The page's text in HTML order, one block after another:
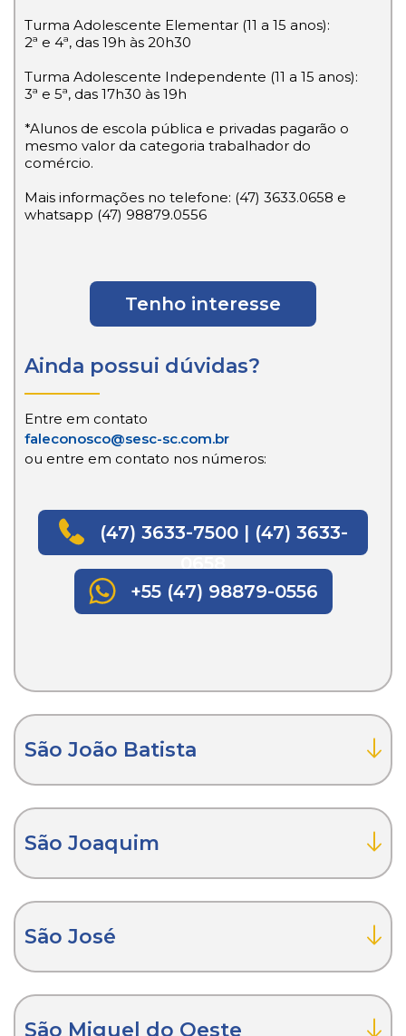
Turma Adolescente Elementar (11 a 15 anos):
2ª e 4ª, das 19h às 20h30
Turma Adolescente Independente (11 a 15 anos):
3ª e 5ª, das 17h30 às 19h
*Alunos de escola pública e privadas pagarão o
mesmo valor da categoria trabalhador do
comércio.
Mais informações no telefone: (47) 3633.0658 e
whatsapp (47) 98879.0556
Tenho interesse
Ainda possui dúvidas?
Entre em contato
faleconosco@sesc-sc.com.br
ou entre em contato nos números:
(47) 3633-7500 | (47) 3633-
+55 (47) 98879-0556
São João Batista
São Joaquim
São José
São Miguel do Oeste